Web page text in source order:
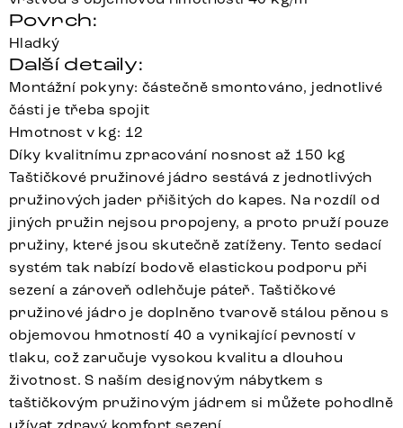
Povrch:
Hladký
Další detaily:
Montážní pokyny: částečně smontováno, jednotlivé
části je třeba spojit
Hmotnost v kg: 12
Díky kvalitnímu zpracování nosnost až 150 kg
Taštičkové pružinové jádro sestává z jednotlivých
pružinových jader přišitých do kapes. Na rozdíl od
jiných pružin nejsou propojeny, a proto pruží pouze
pružiny, které jsou skutečně zatíženy. Tento sedací
systém tak nabízí bodově elastickou podporu při
sezení a zároveň odlehčuje páteř. Taštičkové
pružinové jádro je doplněno tvarově stálou pěnou s
objemovou hmotností 40 a vynikající pevností v
tlaku, což zaručuje vysokou kvalitu a dlouhou
životnost. S naším designovým nábytkem s
taštičkovým pružinovým jádrem si můžete pohodlně
užívat zdravý komfort sezení.